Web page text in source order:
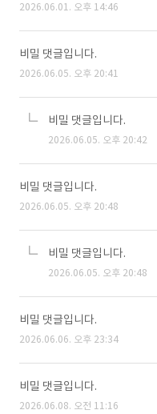
2026.06.01. 오후 14:46
비밀 댓글입니다.
2026.06.05. 오후 20:41
비밀 댓글입니다.
2026.06.05. 오후 20:42
비밀 댓글입니다.
2026.06.05. 오후 20:48
비밀 댓글입니다.
2026.06.05. 오후 20:48
비밀 댓글입니다.
2026.06.06. 오후 23:34
비밀 댓글입니다.
2026.06.08. 오전 11:16